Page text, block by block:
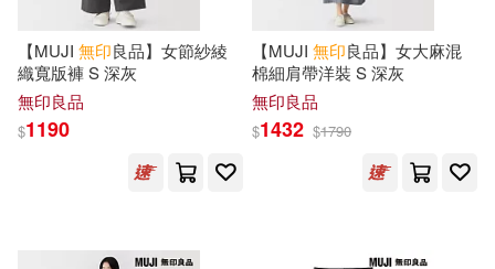
【MUJI 無印良品】女節紗綾
織寬版褲 S 深灰
無印良品
$1190
【MUJI 無印良品】女大麻混
棉細肩帶洋裝 S 深灰
無印良品
$1432 $1790